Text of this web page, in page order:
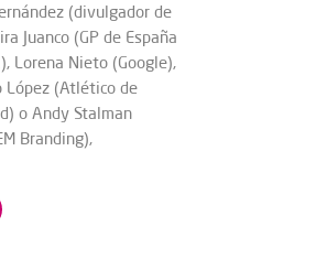
(divulgador de
Juanco (GP de España
Lorena Nieto (Google),
López (Atlético de
o Andy Stalman
Branding),